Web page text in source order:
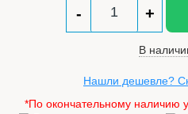
- +
В
Нашли дешевле?
*По окончательному наличию